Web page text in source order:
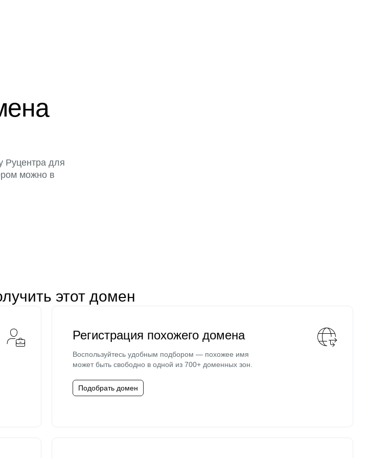
Руцентра для
можно в
этот домен
Регистрация похожего домена
Воспользуйтесь удобным подбором — похожее имя
может быть свободно в одной из 700+ доменных зон.
Подобрать домен